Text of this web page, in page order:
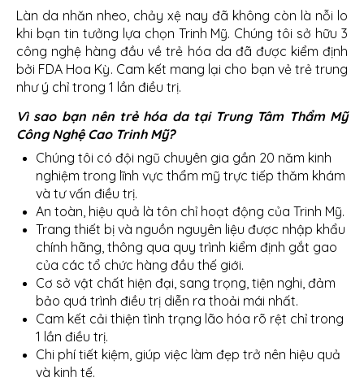
Làn da nhăn nheo, chảy xệ nay đã không còn là nỗi lo
khi bạn tin tưởng lựa chọn Trinh Mỹ. Chúng tôi sở hữu 3
công nghệ hàng đầu về trẻ hóa da đã được kiểm định
bởi FDA Hoa Kỳ. Cam kết mang lại cho bạn vẻ trẻ trung
như ý chỉ trong 1 lần điều trị.
Vì sao bạn nên trẻ hóa da tại Trung Tâm Thẩm Mỹ
Công Nghệ Cao Trinh Mỹ?
Chúng tôi có đội ngũ chuyên gia gần 20 năm kinh
nghiệm trong lĩnh vực thẩm mỹ trực tiếp thăm khám
và tư vấn điều trị.
An toàn, hiệu quả là tôn chỉ hoạt động của Trinh Mỹ.
Trang thiết bị và nguồn nguyên liệu được nhập khẩu
chính hãng, thông qua quy trình kiểm định gắt gao
của các tổ chức hàng đầu thế giới.
Cơ sở vật chất hiện đại, sang trọng, tiện nghi, đảm
bảo quá trình điều trị diễn ra thoải mái nhất.
Cam kết cải thiện tình trạng lão hóa rõ rệt chỉ trong
1 lần điều trị.
Chi phí tiết kiệm, giúp việc làm đẹp trở nên hiệu quả
và kinh tế.